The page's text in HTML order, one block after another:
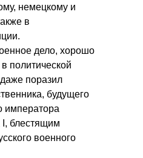
немецкому и
в
дело, хорошо
политической
поразил
будущего
императора
I, блестящим
военного